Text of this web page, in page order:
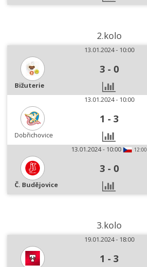
2.kolo
13.01.2024 - 10:00
3 - 0
Bižuterie
13.01.2024 - 10:00
1 - 3
Dobřichovice
13.01.2024 - 10:00
12:00
3 - 0
Č. Budějovice
3.kolo
19.01.2024 - 18:00
1 - 3